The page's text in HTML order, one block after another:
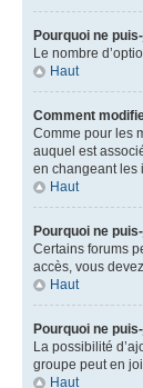
Pourquoi ne
Le nombre
Haut
Comment
Comme pour les
auquel est
en changeant les
Haut
Pourquoi ne
Certains forums
accès, vous
Haut
Pourquoi ne
La possibilité
groupe peut en
Haut